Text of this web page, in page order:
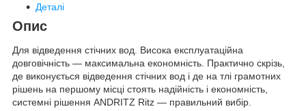
Деталі
Опис
Для відведення стічних вод. Висока експлуатаційна
довговічність — максимальна економність. Практично скрізь,
де виконується відведення стічних вод і де на тлі грамотних
рішень на першому місці стоять надійність і економність,
системні рішення ANDRITZ Ritz — правильний вибір.